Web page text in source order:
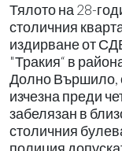
Тялото на 28-
столичния
издирване от
"Тракия“ в
Долно
изчезна преди
забелязан в
столичния